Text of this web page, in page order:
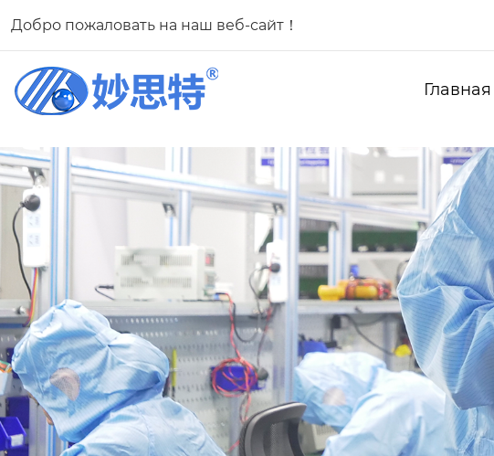
Добро пожаловать на наш веб-сайт！
Главная